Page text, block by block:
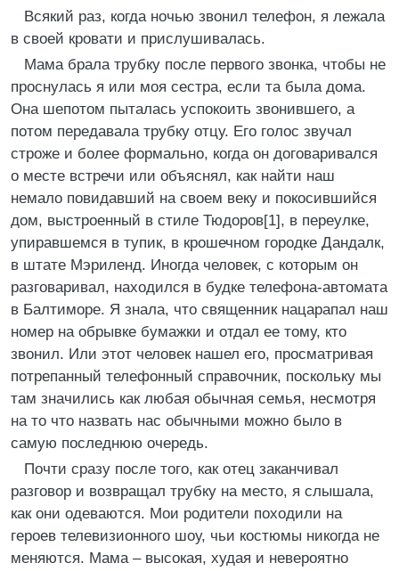
Всякий раз, когда ночью звонил телефон, я лежала
в своей кровати и прислушивалась.
Мама брала трубку после первого звонка, чтобы не
проснулась я или моя сестра, если та была дома.
Она шепотом пыталась успокоить звонившего, а
потом передавала трубку отцу. Его голос звучал
строже и более формально, когда он договаривался
о месте встречи или объяснял, как найти наш
немало повидавший на своем веку и покосившийся
дом, выстроенный в стиле Тюдоров[1], в переулке,
упиравшемся в тупик, в крошечном городке Дандалк,
в штате Мэриленд. Иногда человек, с которым он
разговаривал, находился в будке телефона-автомата
в Балтиморе. Я знала, что священник нацарапал наш
номер на обрывке бумажки и отдал ее тому, кто
звонил. Или этот человек нашел его, просматривая
потрепанный телефонный справочник, поскольку мы
там значились как любая обычная семья, несмотря
на то что назвать нас обычными можно было в
самую последнюю очередь.
Почти сразу после того, как отец заканчивал
разговор и возвращал трубку на место, я слышала,
как они одеваются. Мои родители походили на
героев телевизионного шоу, чьи костюмы никогда не
меняются. Мама – высокая, худая и невероятно